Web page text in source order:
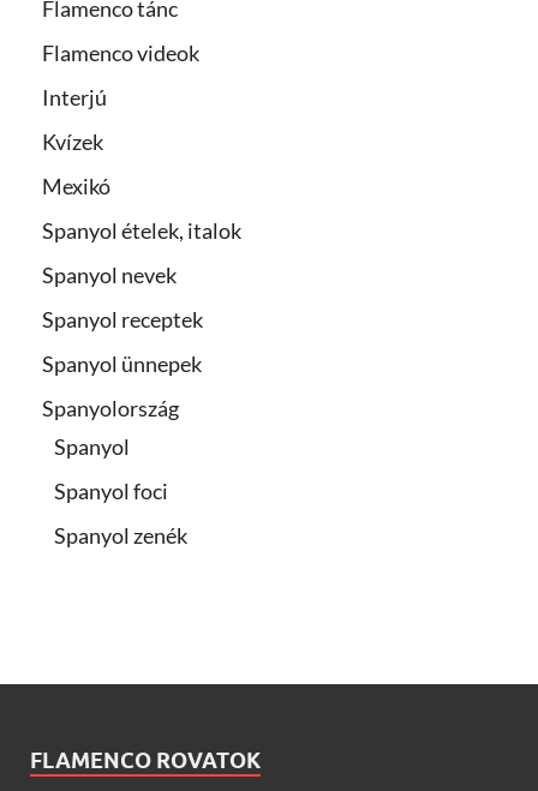
Flamenco tánc
Flamenco videok
Interjú
Kvízek
Mexikó
Spanyol ételek, italok
Spanyol nevek
Spanyol receptek
Spanyol ünnepek
Spanyolország
Spanyol
Spanyol foci
Spanyol zenék
FLAMENCO ROVATOK